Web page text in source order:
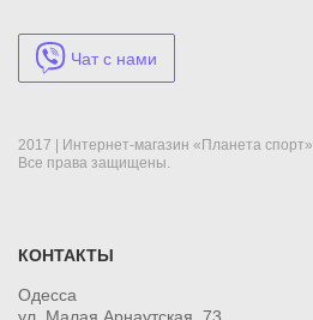
Чат с нами
2017 | Интернет-магазин «Планета спорт»
Все права защищены.
КОНТАКТЫ
Одесса